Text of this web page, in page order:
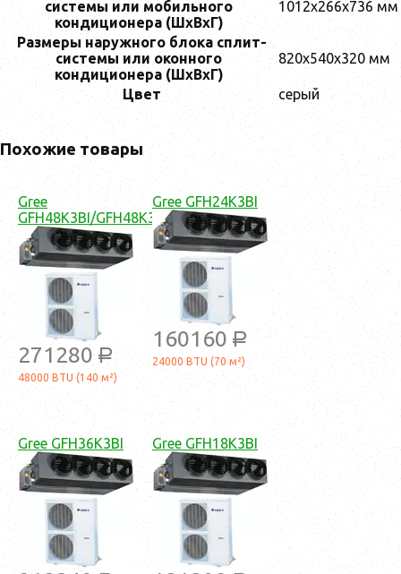
системы или мобильного
кондиционера (ШxВxГ)
1012x266x736 мм
Размеры наружного блока сплит-
системы или оконного
кондиционера (ШxВxГ)
820x540x320 мм
Цвет серый
Похожие товары
Gree
GFH48K3BI/GFH48K3B1I
271280 a
48000 BTU (140 м²)
Gree GFH24K3BI
160160 a
24000 BTU (70 м²)
Gree GFH36K3BI Gree GFH18K3BI